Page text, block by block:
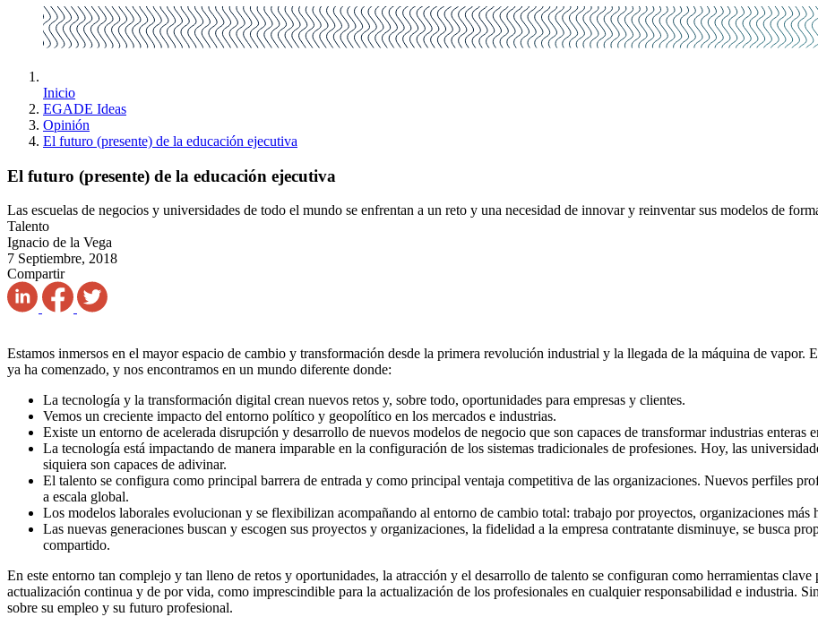
Inicio
EGADE Ideas
Opinión
El futuro (presente) de la educación ejecutiva
El futuro (presente) de la educación ejecutiva
Las escuelas de negocios y universidades de todo el mundo se enfrentan a un reto y una necesidad de innovar y reinventar sus modelos de
Talento
Ignacio de la Vega
7 Septiembre, 2018
Compartir
Estamos inmersos en el mayor espacio de cambio y transformación desde la primera revolución industrial y la llegada de la máquina de vapor.
ya ha comenzado, y nos encontramos en un mundo diferente donde:
La tecnología y la transformación digital crean nuevos retos y, sobre todo, oportunidades para empresas y clientes.
Vemos un creciente impacto del entorno político y geopolítico en los mercados e industrias.
Existe un entorno de acelerada disrupción y desarrollo de nuevos modelos de negocio que son capaces de transformar industrias enteras
La tecnología está impactando de manera imparable en la configuración de los sistemas tradicionales de profesiones. Hoy, las
siquiera son capaces de adivinar.
El talento se configura como principal barrera de entrada y como principal ventaja competitiva de las organizaciones. Nuevos perfiles
a escala global.
Los modelos laborales evolucionan y se flexibilizan acompañando al entorno de cambio total: trabajo por proyectos, organizaciones
Las nuevas generaciones buscan y escogen sus proyectos y organizaciones, la fidelidad a la empresa contratante disminuye, se busca
compartido.
En este entorno tan complejo y tan lleno de retos y oportunidades, la atracción y el desarrollo de talento se configuran como herramientas
actualización continua y de por vida, como imprescindible para la actualización de los profesionales en cualquier responsabilidad e industria.
sobre su empleo y su futuro profesional.